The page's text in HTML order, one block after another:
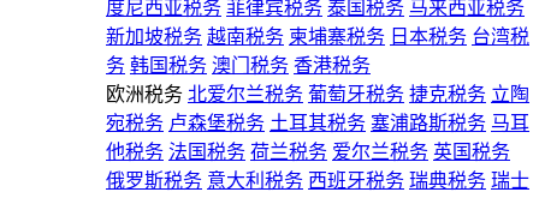
度尼西亚税务 菲律宾税务 泰国税务 马来西亚税务
新加坡税务 越南税务 柬埔寨税务 日本税务 台湾税
务 韩国税务 澳门税务 香港税务
欧洲税务 北爱尔兰税务 葡萄牙税务 捷克税务 立陶
宛税务 卢森堡税务 土耳其税务 塞浦路斯税务 马耳
他税务 法国税务 荷兰税务 爱尔兰税务 英国税务
俄罗斯税务 意大利税务 西班牙税务 瑞典税务 瑞士